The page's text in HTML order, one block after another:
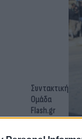
Συντακτική
Ομάδα
Flash.gr
-